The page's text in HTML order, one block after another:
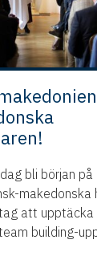
bli början på
makedonska
att upptäcka
building-